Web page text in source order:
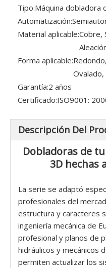
Tipo:Máquina dobladora
Automatización:
Material aplicable:Cobre,
Forma aplicable:
Garantía:2 años
Certificado:ISO9001:
Descripción Del
Dobladoras de
3D hechas
La serie se adaptó
profesionales del
estructura y caracteres
ingeniería mecánica de
profesional y planos de
hidráulicos y mecánicos
permiten actualizar los